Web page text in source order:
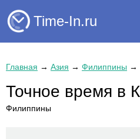
Time-In.ru
Главная → Азия → Филиппины →
Точное время в
Филиппины